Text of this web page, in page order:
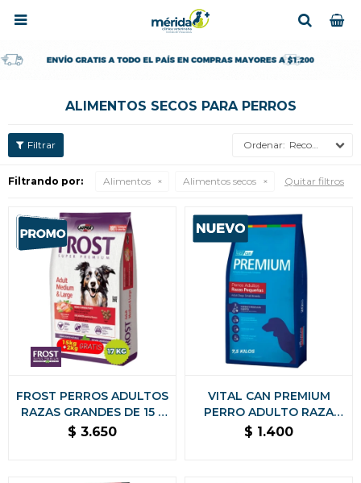

ALIMENTOS SECOS PARA PERROS
Recomendados
Filtrando por: Alimentos Alimentos secos Quitar filtros
FROST PERROS ADULTOS
RAZAS GRANDES DE 15 +
2 KG GRATIS
$ 3.650
VITAL CAN PREMIUM
PERRO ADULTO RAZA
PEQUEÑA 7.5 KG
$ 1.400